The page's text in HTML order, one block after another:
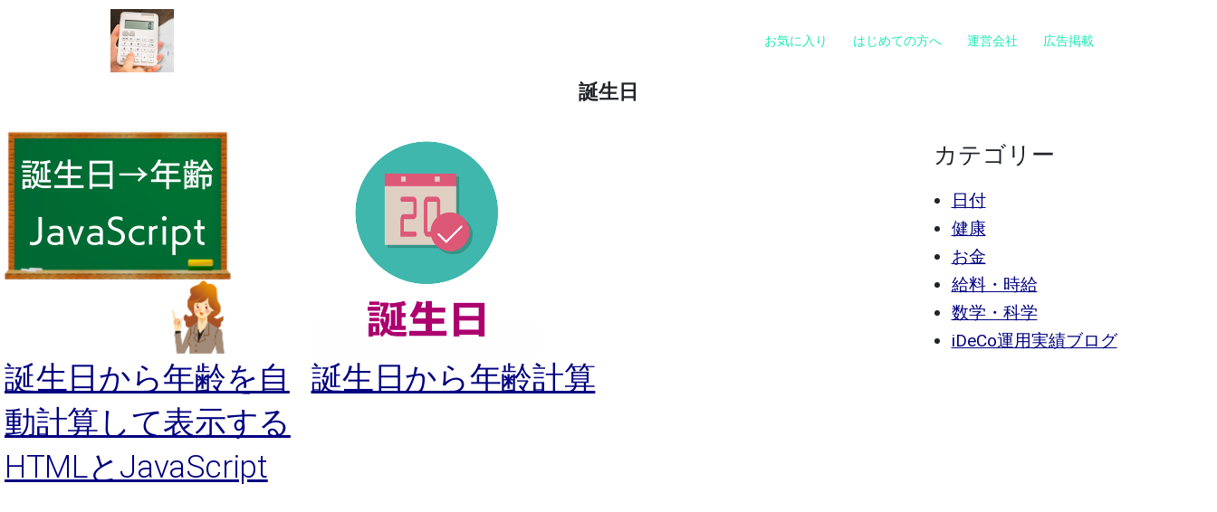
お気に入り はじめての方へ 運営会社 広告掲載
誕生日
誕生日から年齢を自
動計算して表示する
HTMLとJavaScript
誕生日から年齢計算
カテゴリー
日付
健康
お金
給料・時給
数学・科学
iDeCo運用実績ブログ